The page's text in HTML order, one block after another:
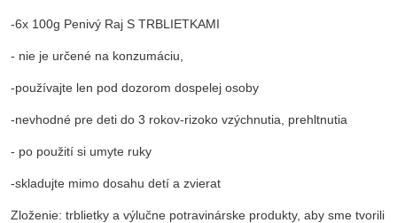
-6x 100g Penivý Raj S TRBLIETKAMI
- nie je určené na konzumáciu,
-používajte len pod dozorom dospelej osoby
-nevhodné pre deti do 3 rokov-rizoko vzýchnutia, prehltnutia
- po použití si umyte ruky
-skladujte mimo dosahu detí a zvierat
Zloženie: trblietky a výlučne potravinárske produkty, aby sme tvorili